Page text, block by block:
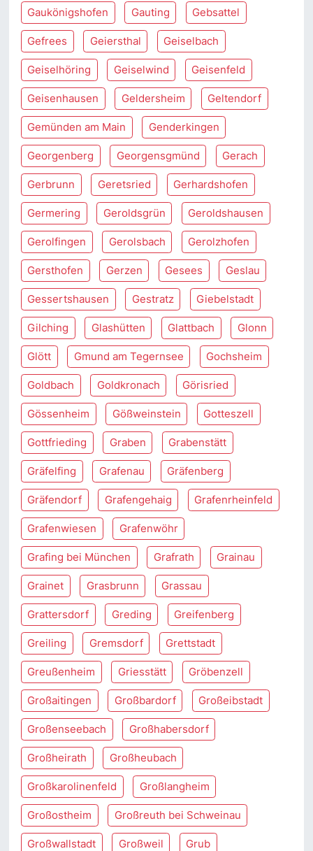
Gaukönigshofen Gauting Gebsattel
Gefrees Geiersthal Geiselbach
Geiselhöring Geiselwind Geisenfeld
Geisenhausen Geldersheim Geltendorf
Gemünden am Main Genderkingen
Georgenberg Georgensgmünd Gerach
Gerbrunn Geretsried Gerhardshofen
Germering Geroldsgrün Geroldshausen
Gerolfingen Gerolsbach Gerolzhofen
Gersthofen Gerzen Gesees Geslau
Gessertshausen Gestratz Giebelstadt
Gilching Glashütten Glattbach Glonn
Glött Gmund am Tegernsee Gochsheim
Goldbach Goldkronach Görisried
Gössenheim Gößweinstein Gotteszell
Gottfrieding Graben Grabenstätt
Gräfelfing Grafenau Gräfenberg
Gräfendorf Grafengehaig Grafenrheinfeld
Grafenwiesen Grafenwöhr
Grafing bei München Grafrath Grainau
Grainet Grasbrunn Grassau
Grattersdorf Greding Greifenberg
Greiling Gremsdorf Grettstadt
Greußenheim Griesstätt Gröbenzell
Großaitingen Großbardorf Großeibstadt
Großenseebach Großhabersdorf
Großheirath Großheubach
Großkarolinenfeld Großlangheim
Großostheim Großreuth bei Schweinau
Großwallstadt Großweil Grub